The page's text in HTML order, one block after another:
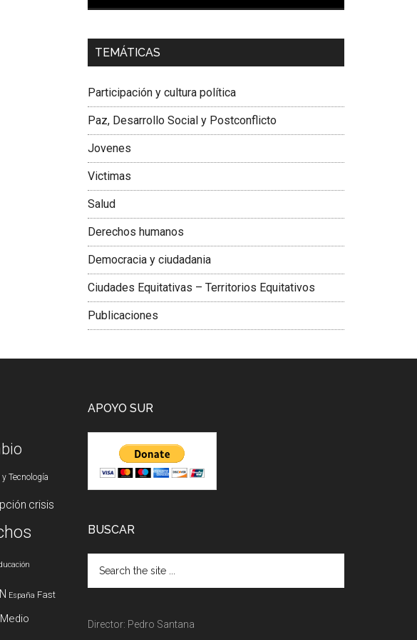
Dra. Carolina Corcho Mejía,
Latinoamericana Sur, Vicepresidenta Federación
TEMÁTICAS
Participación y cultura política
Paz, Desarrollo Social y Postconflicto
Jovenes
Victimas
Salud
Derechos humanos
Democracia y ciudadania
Ciudades Equitativas – Territorios Equitativos
Publicaciones
y Tecnología
crisis
España Fast
Medio
APOYO SUR
BUSCAR
Director: Pedro Santana